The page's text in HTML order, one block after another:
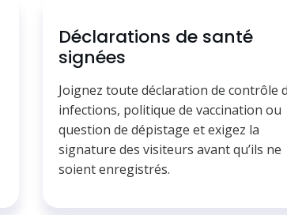
Déclarations de santé
signées
Joignez toute déclaration de contrôle
infections, politique de vaccination ou
question de dépistage et exigez la
signature des visiteurs avant qu’ils ne
soient enregistrés.